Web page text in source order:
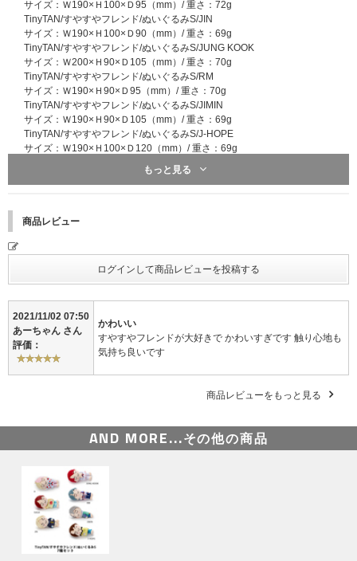
サイズ：Ｗ190×Ｈ100×Ｄ95（mm）/ 重さ：72g
TinyTAN/すやすやフレンド/ぬいぐるみS/JIN
サイズ：Ｗ190×Ｈ100×Ｄ90（mm）/ 重さ：69g
TinyTAN/すやすやフレンド/ぬいぐるみS/JUNG KOOK
サイズ：Ｗ200×Ｈ90×Ｄ105（mm）/ 重さ：70g
TinyTAN/すやすやフレンド/ぬいぐるみS/RM
サイズ：Ｗ190×Ｈ90×Ｄ95（mm）/ 重さ：70g
TinyTAN/すやすやフレンド/ぬいぐるみS/JIMIN
サイズ：Ｗ190×Ｈ90×Ｄ105（mm）/ 重さ：69g
TinyTAN/すやすやフレンド/ぬいぐるみS/J-HOPE
サイズ：Ｗ190×Ｈ100×Ｄ120（mm）/ 重さ：69g
もっと見る
商品レビュー
2021/11/02 07:50
あーちゃん さん
評価：
かわいい
すやすやフレンドが大好きで かわいすぎです 触り心地も
気持ち良いです
商品レビューをもっと見る
AND MORE...その他の商品